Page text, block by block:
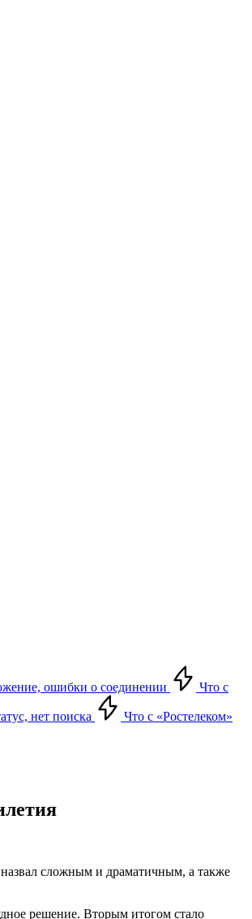
ошибки о соединении Что с
нет поиска
Что с «Ростелеком»
сложным и драматичным, а также
решение. Вторым итогом стало